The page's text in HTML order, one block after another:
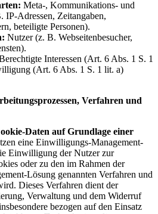
Meta-, Kommunikations- und
IP-Adressen, Zeitangaben,
beteiligte Personen).
Nutzer (z. B. Webseitenbesucher,
Interessen (Art. 6 Abs. 1 S. 1
(Art. 6 Abs. 1 S. 1 lit. a)
Verfahren und
Daten auf Grundlage einer
eine Einwilligungs-Management-
Einwilligung der Nutzer zur
oder zu den im Rahmen der
Lösung genannten Verfahren und
Dieses Verfahren dient der
Verwaltung und dem Widerruf
bezogen auf den Einsatz